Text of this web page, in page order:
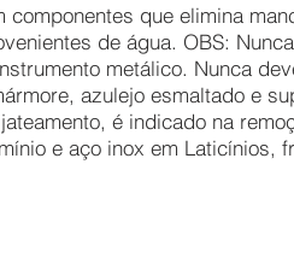
componentes que elimina
de água. OBS:
metálico. Nunca
azulejo esmaltado e
é indicado na
e aço inox em Laticínios,